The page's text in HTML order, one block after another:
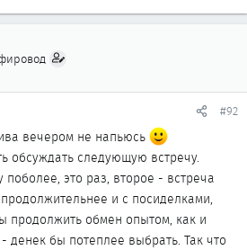
#92
вечером не напьюсь
обсуждать следующую встречу.
это раз, второе - встреча
и с посиделками,
продолжить обмен опытом, как и
денек бы потеплее выбрать. Так что